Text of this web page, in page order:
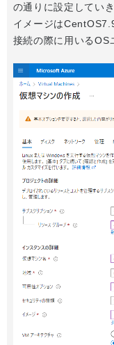
の通りに設定していき
イメージは
接続の際に用いるOS